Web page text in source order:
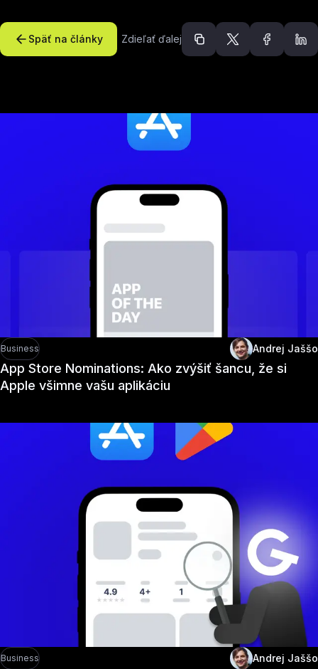
Späť na články Zdieľať ďalej
Odporúčané články
Business Andrej Jaššo
App Store Nominations: Ako zvýšiť šancu, že si
Apple všimne vašu aplikáciu
Business Andrej Jaššo